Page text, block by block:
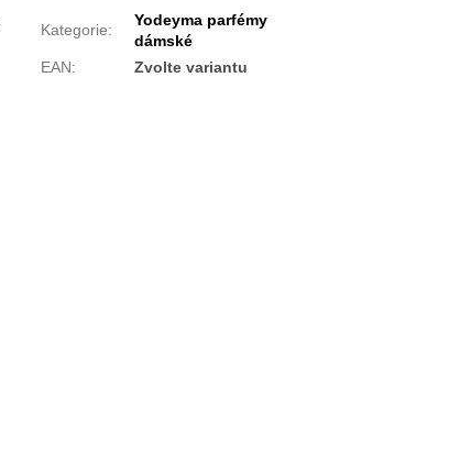
Kategorie:
Yodeyma parfémy
dámské
EAN: Zvolte variantu